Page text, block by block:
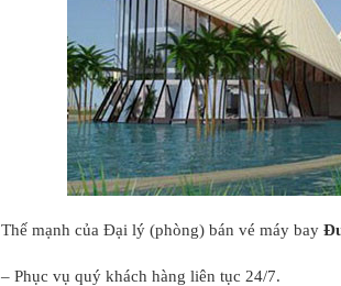
Thế mạnh của Đại lý (phòng) bán vé máy bay
– Phục vụ quý khách hàng liên tục 24/7.